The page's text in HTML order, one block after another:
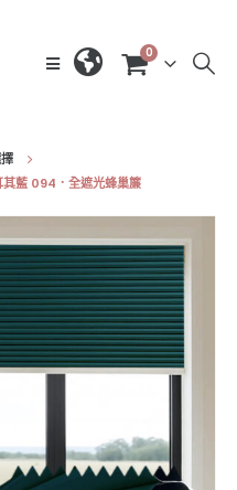
0
其藍 094．全遮光蜂巢簾